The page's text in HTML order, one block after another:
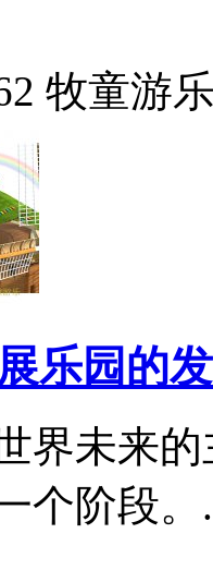
牧童游
乐园的
界未来
个阶段。